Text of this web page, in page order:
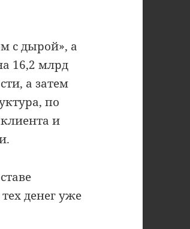
с дырой», а
16,2 млрд
а затем
по
и
денег уже